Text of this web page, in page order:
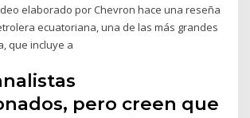
elaborado por Chevron hace una reseña
ecuatoriana, una de las más grandes
que incluye a
pero creen que